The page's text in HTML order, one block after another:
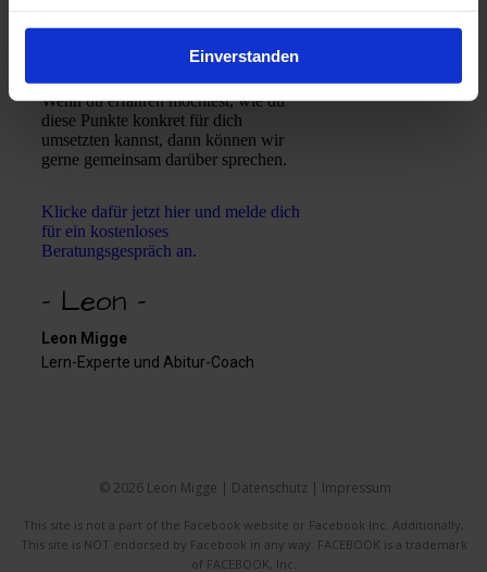
Einverstanden
Wenn du erfahren möchtest, wie du
diese Punkte konkret für dich
umsetzten kannst, dann können wir
gerne gemeinsam darüber sprechen.
Klicke dafür jetzt hier und melde dich
für ein kostenloses
Beratungsgespräch an.
- Leon -
Leon Migge
Lern-Experte und Abitur-Coach
© 2026 Leon Migge | Datenschutz | Impressum
This site is not a part of the Facebook website or Facebook Inc. Additionally,
This site is NOT endorsed by Facebook in any way. FACEBOOK is a trademark
of FACEBOOK, Inc.